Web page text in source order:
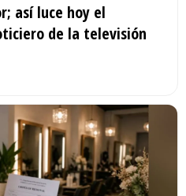
así luce hoy el
de la televisión